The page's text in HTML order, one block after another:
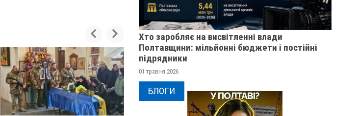
Хто заробляє на висвітленні влади
Полтавщини: мільйонні бюджети і постійні
підрядники
01 травня 2026
БЛОГИ